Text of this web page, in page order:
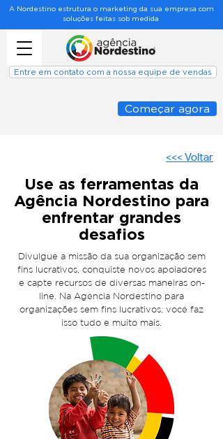
A Nordestino estrutura o marketing da sua empresa com
soluções feitas sob medida
Entre em contato com a nossa equipe de vendas
Começar agora
<<< Voltar
Use as ferramentas da
Agência Nordestino para
enfrentar grandes
desafios
Divulgue a missão da sua organização sem
fins lucrativos, conquiste novos apoiadores
e capte recursos de diversas maneiras on-
line. Na Agência Nordestino para
organizações sem fins lucrativos, você faz
isso tudo e muito mais.